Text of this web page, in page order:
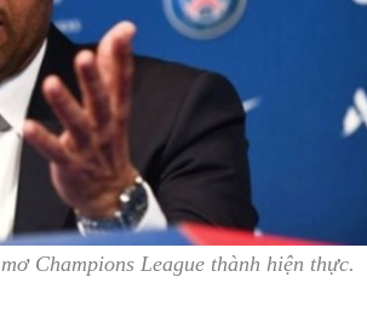
Champions League thành hiện thực.